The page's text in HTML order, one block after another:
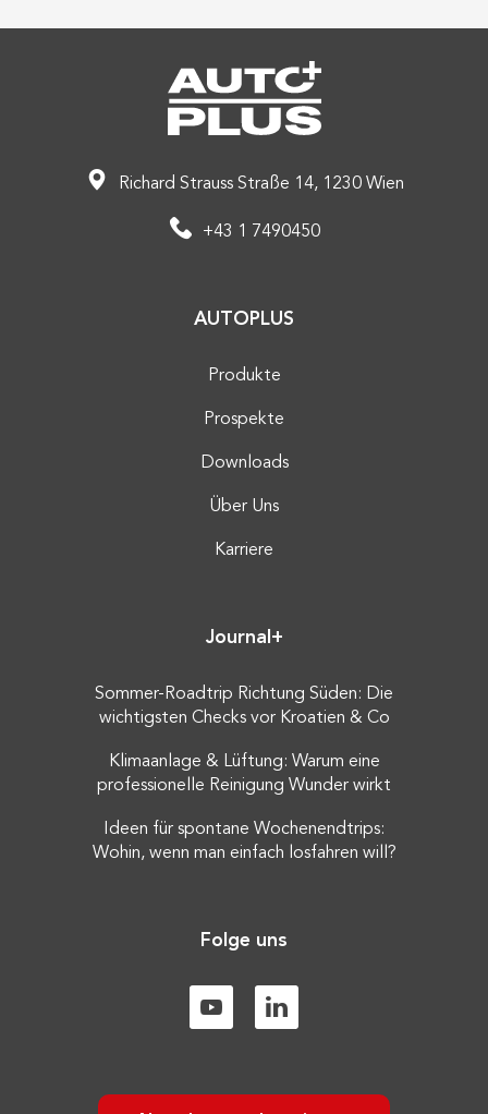
Richard Strauss Straße 14, 1230 Wien
+43 1 7490450
AUTOPLUS
Produkte
Prospekte
Downloads
Über Uns
Karriere
Journal+
Sommer-Roadtrip Richtung Süden: Die
wichtigsten Checks vor Kroatien & Co
Klimaanlage & Lüftung: Warum eine
professionelle Reinigung Wunder wirkt
Ideen für spontane Wochenendtrips:
Wohin, wenn man einfach losfahren will?
Folge uns